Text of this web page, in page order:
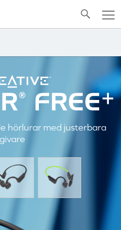
hörlurar med justerbara
givare